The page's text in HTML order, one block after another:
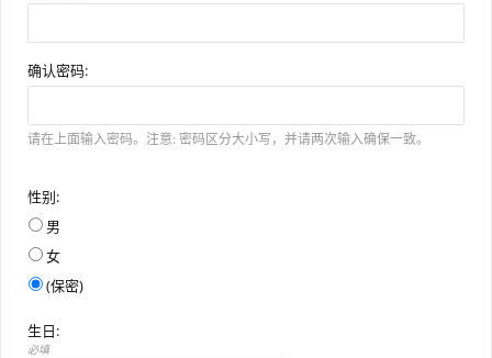
确认密码:
请在上面输入密码。注意: 密码区分大小写，并请两次输入确保一致。
性别:
男
女
(保密)
生日:
必填